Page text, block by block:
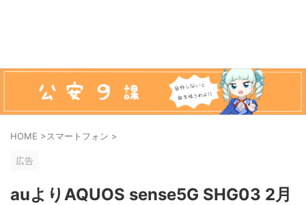
HOME >スマートフォン >
広告
auよりAQUOS sense5G SHG03 2月